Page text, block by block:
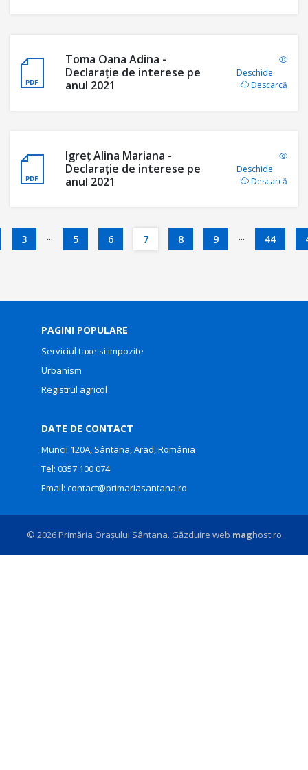
Toma Oana Adina -
Declarație de interese pe
anul 2021
Deschide
Descarcă
Igreț Alina Mariana -
Declarație de interese pe
anul 2021
Deschide
Descarcă
3 ... 5 6 7 8 9 ... 44
PAGINI POPULARE
Serviciul taxe si impozite
Urbanism
Registrul agricol
DATE DE CONTACT
Muncii 120A, Sântana, Arad, România
Tel: 0357 100 074
Email: contact@primariasantana.ro
© 2026 Primăria Orașului Sântana. Găzduire web maghost.ro